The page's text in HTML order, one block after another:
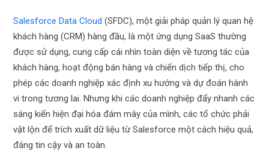
Salesforce Data Cloud (SFDC), một giải pháp quản lý quan hệ
khách hàng (CRM) hàng đầu, là một ứng dụng SaaS thường
được sử dụng, cung cấp cái nhìn toàn diện về tương tác của
khách hàng, hoạt động bán hàng và chiến dịch tiếp thị, cho
phép các doanh nghiệp xác định xu hướng và dự đoán hành
vi trong tương lai. Nhưng khi các doanh nghiệp đẩy nhanh các
sáng kiến ​​hiện đại hóa đám mây của mình, các tổ chức phải
vật lộn để trích xuất dữ liệu từ Salesforce một cách hiệu quả,
đáng tin cậy và an toàn.